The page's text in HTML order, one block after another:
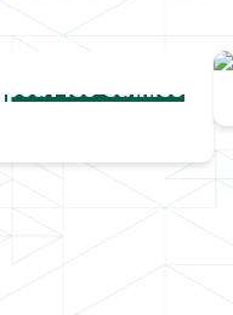
pour les Cannes